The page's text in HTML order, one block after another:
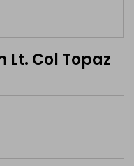
Col Topaz